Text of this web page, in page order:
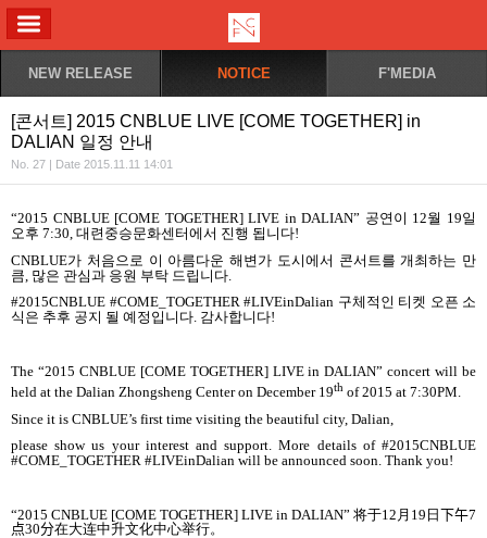
NEW RELEASE NOTICE F'MEDIA
[콘서트] 2015 CNBLUE LIVE [COME TOGETHER] in
DALIAN 일정 안내
No. 27 | Date 2015.11.11 14:01
“2015 CNBLUE [COME TOGETHER] LIVE in DALIAN” 공연이 12월 19일
오후 7:30, 대련중승문화센터에서 진행 됩니다!
CNBLUE가 처음으로 이 아름다운 해변가 도시에서 콘서트를 개최하는 만
큼 많은 관심과 응원 부탁 드립니다
#2015CNBLUE #COME_TOGETHER #LIVEinDalian 구체적인 티켓 오픈 소
식은 추후 공지 될 예정입니다. 감사합니다!
The “2015 CNBLUE [COME TOGETHER] LIVE in DALIAN” concert will be
held at the Dalian Zhongsheng Center on December 19th of 2015 at 7:30PM.
Since it is CNBLUE’s first time visiting the beautiful city, Dalian,
please show us your interest and support. More details of #2015CNBLUE
#COME_TOGETHER #LIVEinDalian will be announced soon. Thank you!
“2015 CNBLUE [COME TOGETHER] LIVE in DALIAN” 将于12 月 19 日下午7
点30分在大连中升文化中心举行。